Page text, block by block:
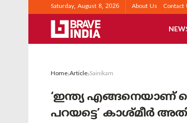
Saturday, August 8, 2026 About Us Contact
Home Article Sainikam
‘ഇന്ത്യ എങ്ങനെയാണ്
പറയട്ടെ’ കാശ്മീര്‍